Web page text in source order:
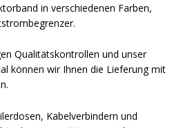
in verschiedenen Farben,
Qualitätskontrollen und unser
können wir Ihnen die Lieferung mit
Kabelverbindern und